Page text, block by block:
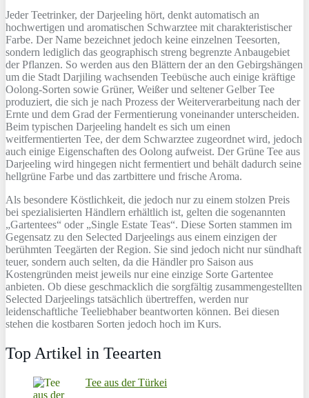
Jeder Teetrinker, der Darjeeling hört, denkt automatisch an
hochwertigen und aromatischen Schwarztee mit charakteristischer
Farbe. Der Name bezeichnet jedoch keine einzelnen Teesorten,
sondern lediglich das geographisch streng begrenzte Anbaugebiet
der Pflanzen. So werden aus den Blättern der an den Gebirgshängen
um die Stadt Darjiling wachsenden Teebüsche auch einige kräftige
Oolong-Sorten sowie Grüner, Weißer und seltener Gelber Tee
produziert, die sich je nach Prozess der Weiterverarbeitung nach der
Ernte und dem Grad der Fermentierung voneinander unterscheiden.
Beim typischen Darjeeling handelt es sich um einen
weitfermentierten Tee, der dem Schwarztee zugeordnet wird, jedoch
auch einige Eigenschaften des Oolong aufweist. Der Grüne Tee aus
Darjeeling wird hingegen nicht fermentiert und behält dadurch seine
hellgrüne Farbe und das zartbittere und frische Aroma.
Als besondere Köstlichkeit, die jedoch nur zu einem stolzen Preis
bei spezialisierten Händlern erhältlich ist, gelten die sogenannten
„Gartentees“ oder „Single Estate Teas“. Diese Sorten stammen im
Gegensatz zu den Selected Darjeelings aus einem einzigen der
berühmten Teegärten der Region. Sie sind jedoch nicht nur sündhaft
teuer, sondern auch selten, da die Händler pro Saison aus
Kostengründen meist jeweils nur eine einzige Sorte Gartentee
anbieten. Ob diese geschmacklich die sorgfältig zusammengestellten
Selected Darjeelings tatsächlich übertreffen, werden nur
leidenschaftliche Teeliebhaber beantworten können. Bei diesen
stehen die kostbaren Sorten jedoch hoch im Kurs.
Top Artikel in Teearten
Tee aus der Türkei